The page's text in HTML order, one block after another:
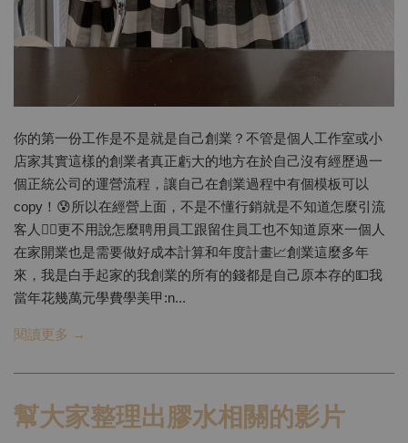
你的第一份工作是不是就是自己創業？不管是個人工作室或小
店家其實這樣的創業者真正虧大的地方在於自己沒有經歷過一
個正統公司的運營流程，讓自己在創業過程中有個模板可以
copy！😰所以在經營上面，不是不懂行銷就是不知道怎麼引流
客人🤷‍♀️更不用說怎麼聘用員工跟留住員工也不知道原來一個人
在家開業也是需要做好成本計算和年度計畫📈創業這麼多年
來，我是白手起家的我創業的所有的錢都是自己原本存的💵我
當年花幾萬元學費學美甲:n...
閱讀更多 →
幫大家整理出膠水相關的影片